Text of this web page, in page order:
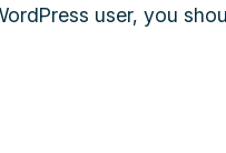
user, you